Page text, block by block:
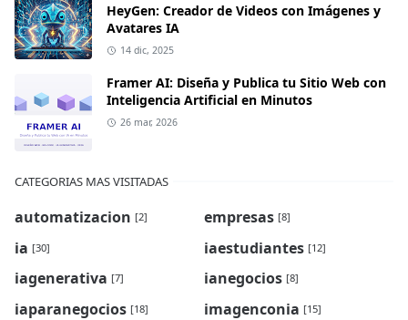
HeyGen: Creador de Videos con Imágenes y
Avatares IA
14 dic, 2025
Framer AI: Diseña y Publica tu Sitio Web con
Inteligencia Artificial en Minutos
26 mar, 2026
CATEGORIAS MAS VISITADAS
automatizacion [2] empresas [8]
ia [30] iaestudiantes [12]
iagenerativa [7] ianegocios [8]
iaparanegocios [18] imagenconia [15]